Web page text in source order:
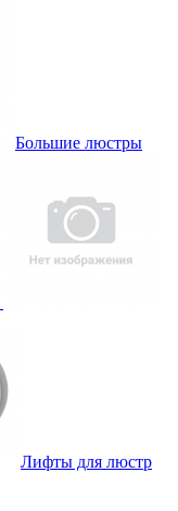
Большие люстры
Лифты для люстр